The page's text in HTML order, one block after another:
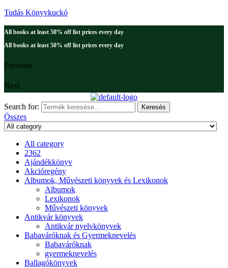
Tudás Könyvkuckó
All books at least 50% off list prices every day
All books at least 50% off list prices every day
Previous
Next
Search for: Keresés
Összes
All category
2362
Ajándékkönyv
Akcióregény
Albumok, Művészeti könyvek és Lexikonok
Albumok
Lexikonok
Művészeti könyvek
Antikvár könyvek
Antikvár nyelvkönyvek
Babaváróknak és Gyermeknevelés
Babaváróknak
gyermeknevelés
Ballagókönyvek